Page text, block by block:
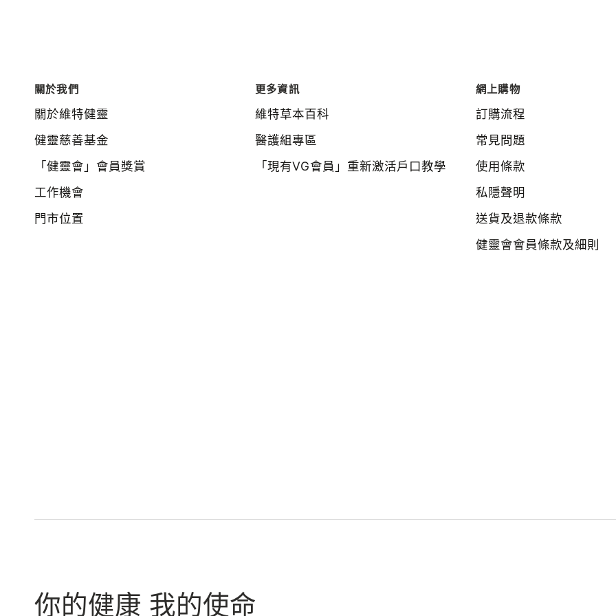
關於我們
關於維特健靈
健靈慈善基金
「健靈會」會員獎賞
工作機會
門市位置
更多資訊
維特草本百科
醫護組專區
「現有VG會員」重新激活戶口教學
網上購物
訂購流程
常見問題
使用條款
私隱聲明
送貨及退款條款
健靈會會員條款及細則
你的健康 我的使命